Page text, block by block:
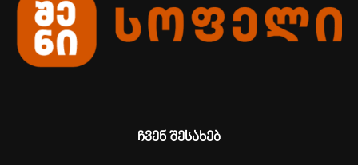
ჩვენ შესახებ